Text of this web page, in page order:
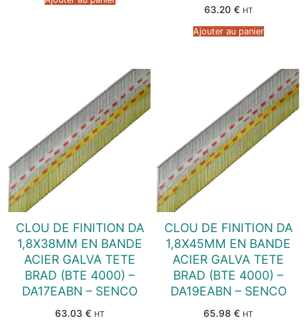
63.20 € HT
Ajouter au panier
CLOU DE FINITION DA
1,8X38MM EN BANDE
ACIER GALVA TETE
BRAD (BTE 4000) –
DA17EABN – SENCO
63.03 € HT
CLOU DE FINITION DA
1,8X45MM EN BANDE
ACIER GALVA TETE
BRAD (BTE 4000) –
DA19EABN – SENCO
65.98 € HT